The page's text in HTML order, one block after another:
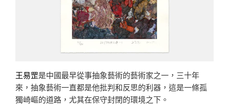
王易罡是中國最早從事抽象藝術的藝術家之一，三十年
來，抽象藝術一直都是他批判和反思的利器，這是一條孤
獨崎嶇的道路，尤其在保守封閉的環境之下。